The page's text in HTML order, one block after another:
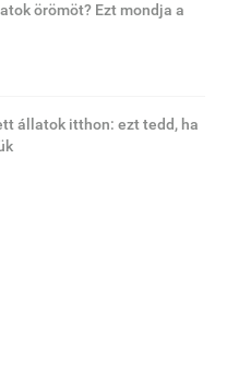
örömöt? Ezt mondja a
állatok itthon: ezt tedd, ha